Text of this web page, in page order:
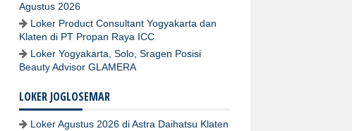
Agustus 2026
Loker Product Consultant Yogyakarta dan
Klaten di PT Propan Raya ICC
Loker Yogyakarta, Solo, Sragen Posisi
Beauty Advisor GLAMERA
LOKER JOGLOSEMAR
Loker Agustus 2026 di Astra Daihatsu Klaten